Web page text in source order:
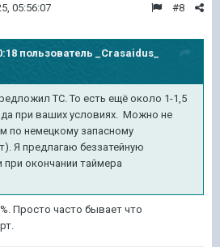
#8
05:56:07
пользователь
_Crasaidus_
ТС. То есть ещё около 1-1,5
при ваших условиях. Можно не
по немецкому запасному
Я предлагаю беззатейную
окончании таймера
Просто часто бывает что